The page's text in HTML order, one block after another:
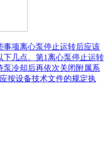
事项离心泵停止运转后应该
几点。第1离心泵停止运转
泵冷却后再依次关闭附属系
按设备技术文件的规定执